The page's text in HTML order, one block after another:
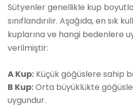
Sütyenler genellikle kup
sınıflandırılır. Aşağıda, en sık
kuplarına ve hangi bedenlere
verilmiştir:
A Kup: Küçük göğüslere sahip
B Kup:Orta büyüklükte
uygundur.